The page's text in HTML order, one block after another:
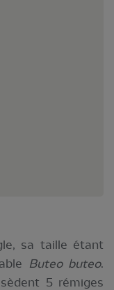
sa taille étant
Buteo buteo.
5 rémiges